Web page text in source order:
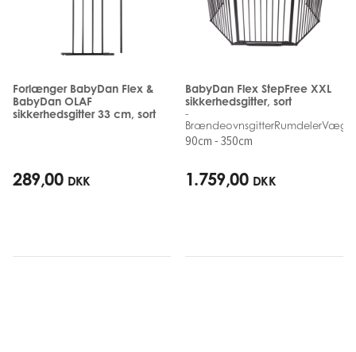
Forlænger BabyDan Flex &
BabyDan OLAF
sikkerhedsgitter 33 cm, sort
289,00 DKK
BabyDan Flex StepFree XXL
sikkerhedsgitter, sort
-
90cm - 350cm
1.759,00 DKK